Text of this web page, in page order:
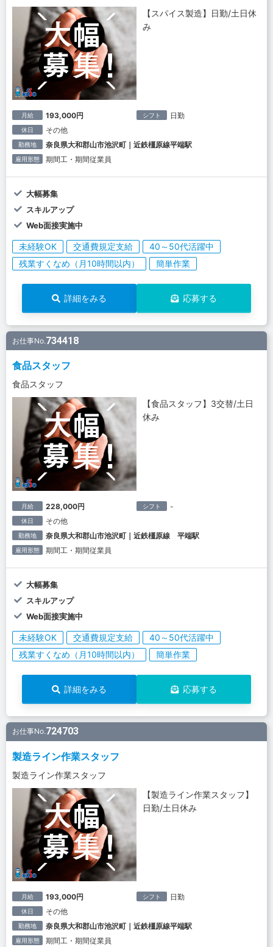
【スパイス製造】日勤/土日休
み
月給 193,000円 シフト 日勤
休日 その他
勤務地 奈良県大和郡山市池沢町｜近鉄橿原線平端駅
雇用形態 期間工・期間従業員
大幅募集
スキルアップ
Web面接実施中
未経験OK 交通費規定支給
40～50代活躍中
残業すくなめ（月10時間以内）
簡単作業
詳細をみる 応募する
お仕事No.734418
食品スタッフ
食品スタッフ
【食品スタッフ】3交替/土日
休み
月給 228,000円 シフト -
休日 その他
勤務地 奈良県大和郡山市池沢町｜近鉄橿原線 平端駅
雇用形態 期間工・期間従業員
大幅募集
スキルアップ
Web面接実施中
未経験OK 交通費規定支給
40～50代活躍中
残業すくなめ（月10時間以内）
簡単作業
詳細をみる 応募する
お仕事No.724703
製造ライン作業スタッフ
製造ライン作業スタッフ
【製造ライン作業スタッフ】
日勤/土日休み
月給 193,000円 シフト 日勤
休日 その他
勤務地 奈良県大和郡山市池沢町｜近鉄橿原線平端駅
雇用形態 期間工・期間従業員